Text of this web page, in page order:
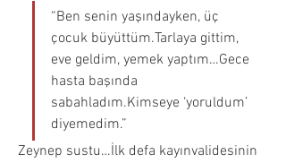
“Ben senin yaşındayken, üç
çocuk büyüttüm.Tarlaya gittim,
eve geldim, yemek yaptım…Gece
hasta başında
sabahladım.Kimseye ‘yoruldum’
diyemedim.”
Zeynep sustu…İlk defa kayınvalidesinin